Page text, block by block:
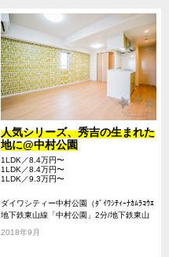
人気シリーズ、秀吉の生まれた
地に@中村公園
1LDK／8.4万円〜
1LDK／8.4万円〜
1LDK／9.3万円〜
ダイワシティー中村公園（ﾀﾞｲﾜｼﾃｨｰﾅｶﾑﾗｺｳｴ
ﾝ）
地下鉄東山線「中村公園」2分/地下鉄東山
通」19分
2018年9月